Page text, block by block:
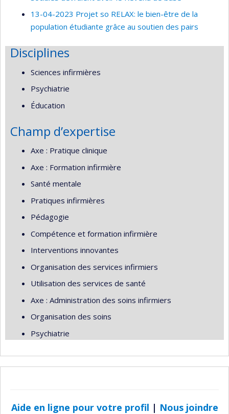
13-04-2023 Projet so RELAX: le bien-être de la
population étudiante grâce au soutien des pairs
Disciplines
Sciences infirmières
Psychiatrie
Éducation
Champ d’expertise
Axe : Pratique clinique
Axe : Formation infirmière
Santé mentale
Pratiques infirmières
Pédagogie
Compétence et formation infirmière
Interventions innovantes
Organisation des services infirmiers
Utilisation des services de santé
Axe : Administration des soins infirmiers
Organisation des soins
Psychiatrie
Aide en ligne pour votre profil | Nous joindre